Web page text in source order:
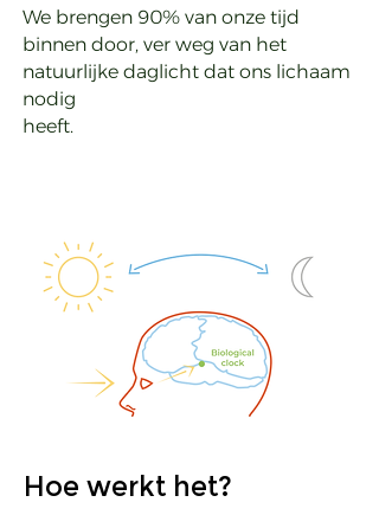
We brengen 90% van onze tijd
binnen door, ver weg van het
natuurlijke daglicht dat ons lichaam
nodig
heeft.
Hoe werkt het?